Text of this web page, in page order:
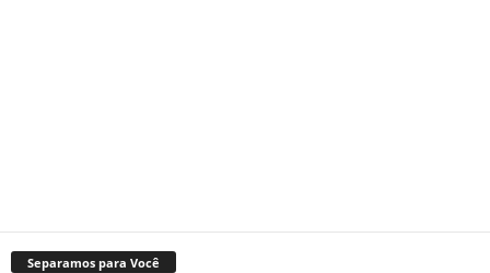
Separamos para Você